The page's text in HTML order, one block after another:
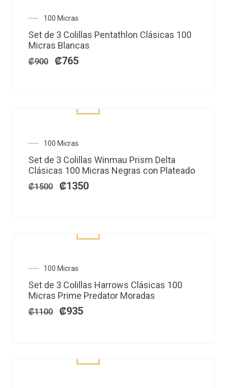
100 Micras
Set de 3 Colillas Pentathlon Clásicas 100
Micras Blancas
₡900
El
precio
original
era:
₡900.
₡765
precio
actual
es:
₡765.
100 Micras
Set de 3 Colillas Winmau Prism Delta
Clásicas 100 Micras Negras con Plateado
₡1500
El
precio
original
era:
₡1500.
₡1350
precio
actual
es:
₡1350.
100 Micras
Set de 3 Colillas Harrows Clásicas 100
Micras Prime Predator Moradas
₡1100
El
precio
original
era:
₡1100.
₡935
precio
actual
es:
₡935.